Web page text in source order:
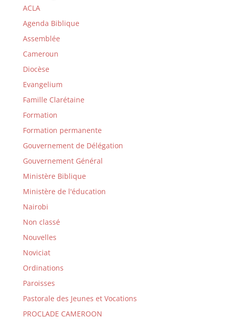
ACLA
Agenda Biblique
Assemblée
Cameroun
Diocèse
Evangelium
Famille Clarétaine
Formation
Formation permanente
Gouvernement de Délégation
Gouvernement Général
Ministère Biblique
Ministère de l'éducation
Nairobi
Non classé
Nouvelles
Noviciat
Ordinations
Paroisses
Pastorale des Jeunes et Vocations
PROCLADE CAMEROON